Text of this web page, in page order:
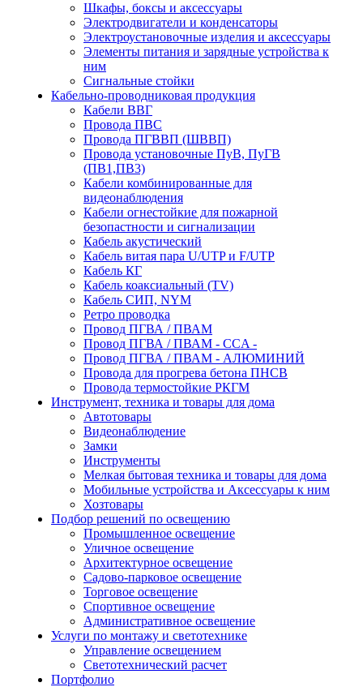
Шкафы, боксы и аксессуары
Электродвигатели и конденсаторы
Электроустановочные изделия и аксессуары
Элементы питания и зарядные устройства к
ним
Сигнальные стойки
Кабельно-проводниковая продукция
Кабели ВВГ
Провода ПВС
Провода ПГВВП (ШВВП)
Провода установочные ПуВ, ПуГВ
(ПВ1,ПВ3)
Кабели комбинированные для
видеонаблюдения
Кабели огнестойкие для пожарной
безопастности и сигнализации
Кабель акустический
Кабель витая пара U/UTP и F/UTP
Кабель КГ
Кабель коаксиальный (TV)
Кабель СИП, NYM
Ретро проводка
Провод ПГВА / ПВАМ
Провод ПГВА / ПВАМ - CCA -
Провод ПГВА / ПВАМ - АЛЮМИНИЙ
Провода для прогрева бетона ПНСВ
Провода термостойкие РКГМ
Инструмент, техника и товары для дома
Автотовары
Видеонаблюдение
Замки
Инструменты
Мелкая бытовая техника и товары для дома
Мобильные устройства и Аксессуары к ним
Хозтовары
Подбор решений по освещению
Промышленное освещение
Уличное освещение
Архитектурное освещение
Садово-парковое освещение
Торговое освещение
Спортивное освещение
Административное освещение
Услуги по монтажу и светотехнике
Управление освещением
Светотехнический расчет
Портфолио